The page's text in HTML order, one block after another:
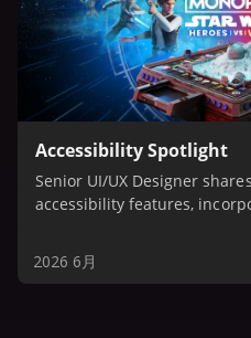
Accessibility Spotlight
Senior UI/UX Designer
accessibility features,
accessible to as many
2026 6月